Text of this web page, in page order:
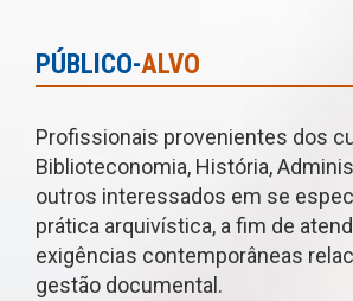
PÚBLICO-ALVO
Profissionais provenientes dos
Biblioteconomia, História,
outros interessados em se
prática arquivística, a fim de
exigências contemporâneas
gestão documental.